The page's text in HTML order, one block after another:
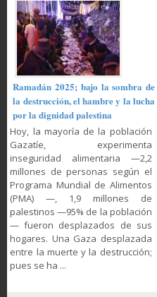
Ramadán 2025; bajo la sombra de
la destrucción, el hambre y la lucha
por la dignidad palestina
Hoy, la mayoría de la población
Gazatíe, experimenta
inseguridad alimentaria —2,2
millones de personas según el
Programa Mundial de Alimentos
(PMA) —, 1,9 millones de
palestinos —95% de la población
— fueron desplazados de sus
hogares. Una Gaza desplazada
entre la muerte y la destrucción;
pues se ha ...